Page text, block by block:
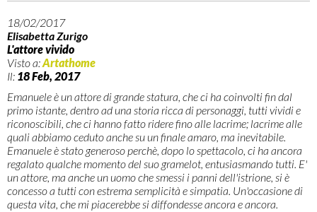
Invia
18/02/2017
Elisabetta Zurigo
L'attore vivido
Visto a:Artathome
Il: 18 Feb, 2017
Emanuele è un attore di grande statura, che ci ha coinvolti fin dal
primo istante, dentro ad una storia ricca di personaggi, tutti vividi e
riconoscibili, che ci hanno fatto ridere fino alle lacrime; lacrime alle
quali abbiamo ceduto anche su un finale amaro, ma inevitabile.
Emanuele è stato generoso perchè, dopo lo spettacolo, ci ha ancora
regalato qualche momento del suo gramelot, entusiasmando tutti. E'
un attore, ma anche un uomo che smessi i panni dell'istrione, si è
concesso a tutti con estrema semplicità e simpatia. Un'occasione di
questa vita, che mi piacerebbe si diffondesse ancora e ancora.